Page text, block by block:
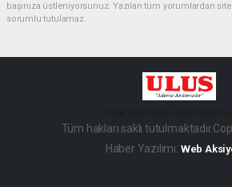
başınıza üstleniyorsunuz. Yazılan tüm yorumlardan
sorumlu tutulamaz.
Tüm hakları saklı
Haber Yazılımı: Web